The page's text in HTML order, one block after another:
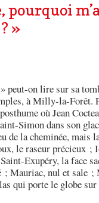
pourquoi
»
peut-on lire sur sa
à Milly-la-Forêt.
où Jean
Simon dans son
de la cheminée, mais
le raseur précieux ;
Exupéry, la face
Mauriac, nul et sale
qui porte le globe